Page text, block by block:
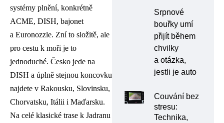
systémy plnění, konkrétně
ACME, DISH, bajonet
a Euronozzle. Zní to složitě, ale
pro cestu k moři je to
jednoduché. Česko jede na
DISH a úplně stejnou koncovku
najdete v Rakousku, Slovinsku,
Chorvatsku, Itálii i Maďarsku.
Na celé klasické trase k Jadranu
Srpnové
bouřky umí
přijít během
chvilky
a otázka,
jestli je auto
Couvání bez
stresu:
Technika,